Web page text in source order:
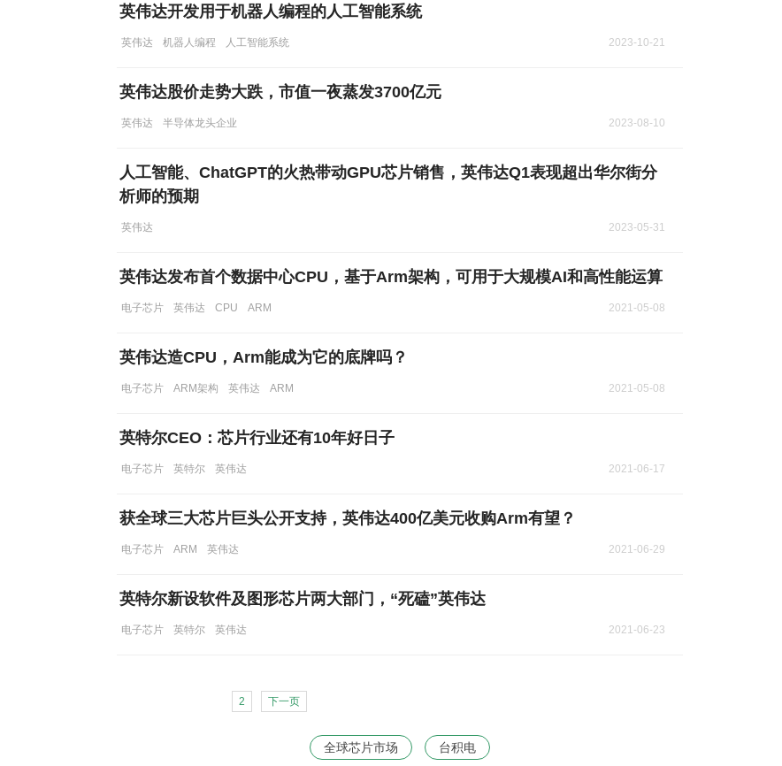
英伟达开发用于机器人编程的人工智能系统
英伟达 机器人编程 人工智能系统 2023-10-21
英伟达股价走势大跌，市值一夜蒸发3700亿元
英伟达 半导体龙头企业 2023-08-10
人工智能、ChatGPT的火热带动GPU芯片销售，英伟达Q1表现超出华尔街分
析师的预期
英伟达 2023-05-31
英伟达发布首个数据中心CPU，基于Arm架构，可用于大规模AI和高性能运算
电子芯片 英伟达 CPU ARM 2021-05-08
英伟达造CPU，Arm能成为它的底牌吗？
电子芯片 ARM架构 英伟达 ARM 2021-05-08
英特尔CEO：芯片行业还有10年好日子
电子芯片 英特尔 英伟达 2021-06-17
获全球三大芯片巨头公开支持，英伟达400亿美元收购Arm有望？
电子芯片 ARM 英伟达 2021-06-29
英特尔新设软件及图形芯片两大部门，“死磕”英伟达
电子芯片 英特尔 英伟达 2021-06-23
2 下一页
全球芯片市场 台积电